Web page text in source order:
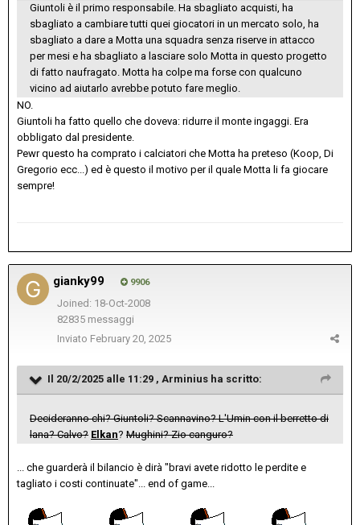
Giuntoli è il primo responsabile. Ha sbagliato acquisti, ha
sbagliato a cambiare tutti quei giocatori in un mercato solo, ha
sbagliato a dare a Motta una squadra senza riserve in attacco
per mesi e ha sbagliato a lasciare solo Motta in questo progetto
di fatto naufragato. Motta ha colpe ma forse con qualcuno
vicino ad aiutarlo avrebbe potuto fare meglio.
NO.
Giuntoli ha fatto quello che doveva: ridurre il monte ingaggi. Era
obbligato dal presidente.
Pewr questo ha comprato i calciatori che Motta ha preteso (Koop, Di
Gregorio ecc...) ed è questo il motivo per il quale Motta li fa giocare
sempre!
gianky99 9906
Joined: 18-Oct-2008
82835 messaggi
Inviato February 20, 2025
Il 20/2/2025 alle 11:29 , Arminius ha scritto:
Decideranno chi? Giuntoli? Scannavino? L'Umin con il berretto di
lana? Calvo? Elkan? Mughini? Zio canguro?
... che guarderà il bilancio è dirà "bravi avete ridotto le perdite e
tagliato i costi continuate"... end of game...